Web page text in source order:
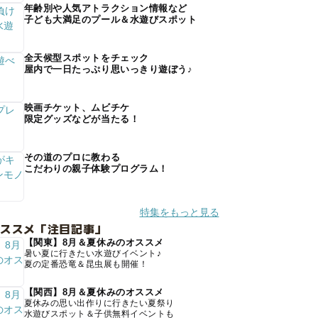
年齢別や人気アトラクション情報など
子ども大満足のプール＆水遊びスポット
全天候型スポットをチェック
屋内で一日たっぷり思いっきり遊ぼう♪
映画チケット、ムビチケ
限定グッズなどが当たる！
その道のプロに教わる
こだわりの親子体験プログラム！
特集をもっと見る
スメ「注目記事」
【関東】8月＆夏休みのオススメ
暑い夏に行きたい水遊びイベント♪
夏の定番恐竜＆昆虫展も開催！
【関西】8月＆夏休みのオススメ
夏休みの思い出作りに行きたい夏祭り
水遊びスポット＆子供無料イベントも